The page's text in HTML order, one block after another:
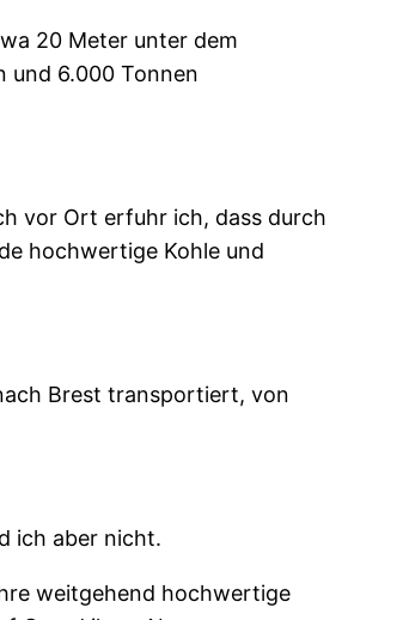
20 Meter unter dem
und 6.000 Tonnen
vor Ort erfuhr ich, dass durch
hochwertige Kohle und
Brest transportiert, von
ich aber nicht.
weitgehend hochwertige